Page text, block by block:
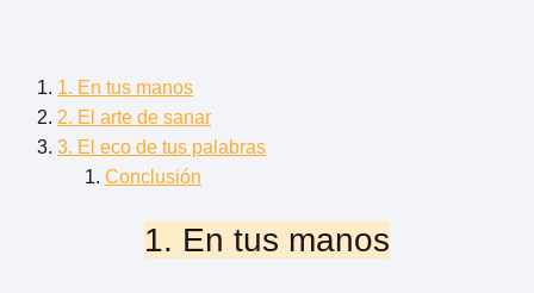
1. En tus manos
2. El arte de sanar
3. El eco de tus palabras
Conclusión
1. En tus manos